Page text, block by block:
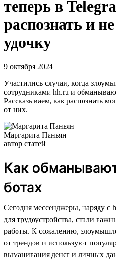
теперь в
распознать и
удочку
9 октября 2024
Участились случаи, когда
сотрудниками hh.ru и
Рассказываем, как распознать
от них.
Маргарита Паньян
автор статей
Как
ботах
Сегодня мессенджеры, наряду с
для трудоустройства, стали
работы. К сожалению,
от трендов и используют
выманивания денег и личных